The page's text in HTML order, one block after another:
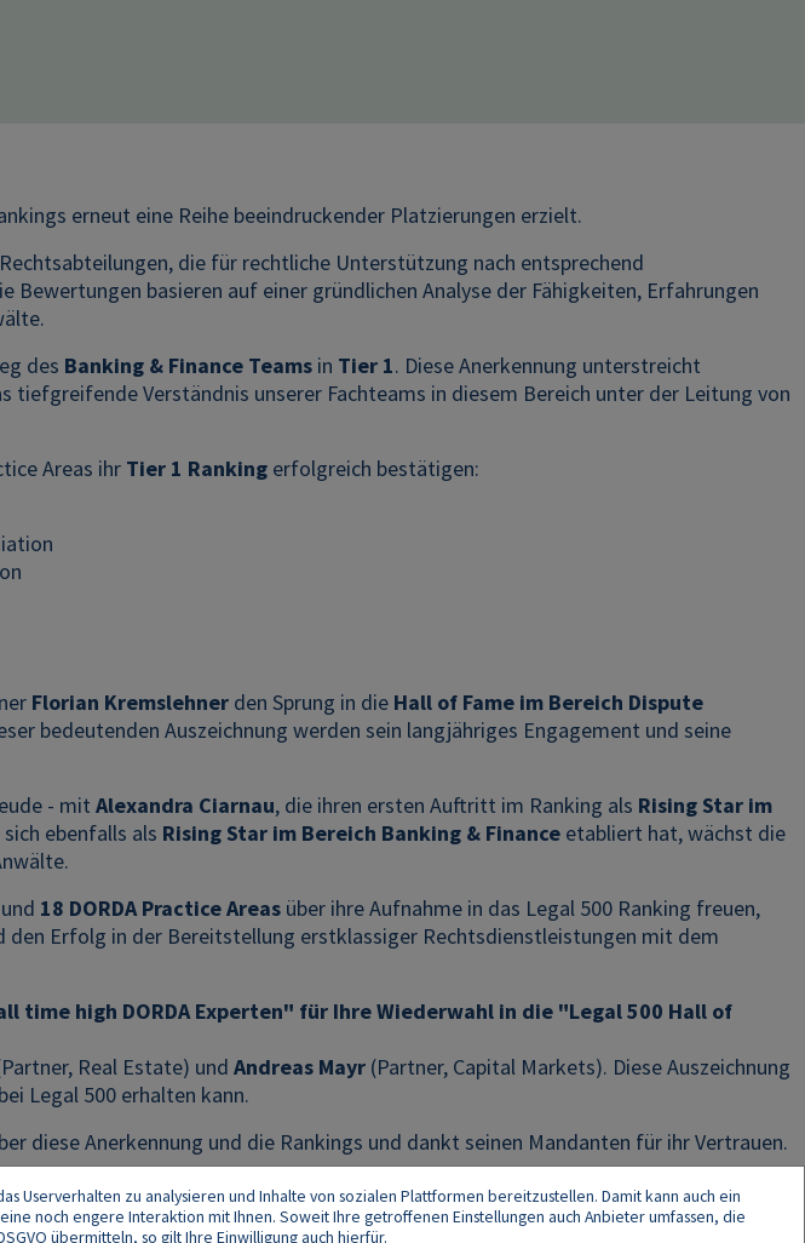
erneut eine Reihe beeindruckender Platzierungen erzielt.
die für rechtliche Unterstützung nach entsprechend
Bewertungen basieren auf einer gründlichen Analyse der Fähigkeiten, Erfahrungen
des Banking & Finance Teams in Tier 1. Diese Anerkennung unterstreicht
tiefgreifende Verständnis unserer Fachteams in diesem Bereich unter der Leitung von
Areas ihr Tier 1 Ranking erfolgreich bestätigen:
Florian Kremslehner den Sprung in die Hall of Fame im Bereich Dispute
bedeutenden Auszeichnung werden sein langjähriges Engagement und seine
- mit Alexandra Ciarnau, die ihren ersten Auftritt im Ranking als Rising Star im
sich ebenfalls als Rising Star im Bereich Banking & Finance etabliert hat, wächst die
und 18 DORDA Practice Areas über ihre Aufnahme in das Legal 500 Ranking freuen,
den Erfolg in der Bereitstellung erstklassiger Rechtsdienstleistungen mit dem
time high DORDA Experten" für Ihre Wiederwahl in die "Legal 500 Hall of
Real Estate) und Andreas Mayr (Partner, Capital Markets). Diese Auszeichnung
Legal 500 erhalten kann.
diese Anerkennung und die Rankings und dankt seinen Mandanten für ihr Vertrauen.
Userverhalten zu analysieren und Inhalte von sozialen Plattformen bereitzustellen. Damit kann auch ein
noch engere Interaktion mit Ihnen. Soweit Ihre getroffenen Einstellungen auch Anbieter umfassen, die
übermitteln, so gilt Ihre Einwilligung auch hierfür.